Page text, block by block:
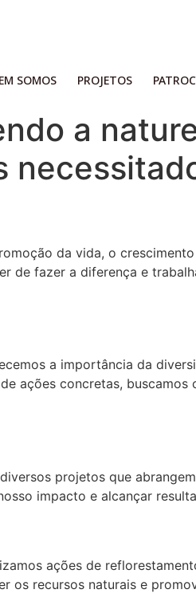
SOMOS PROJETOS
a
da vida, o
de fazer a diferença e
a importância da
ações concretas,
projetos que
impacto e alcançar
ações de
os recursos naturais e